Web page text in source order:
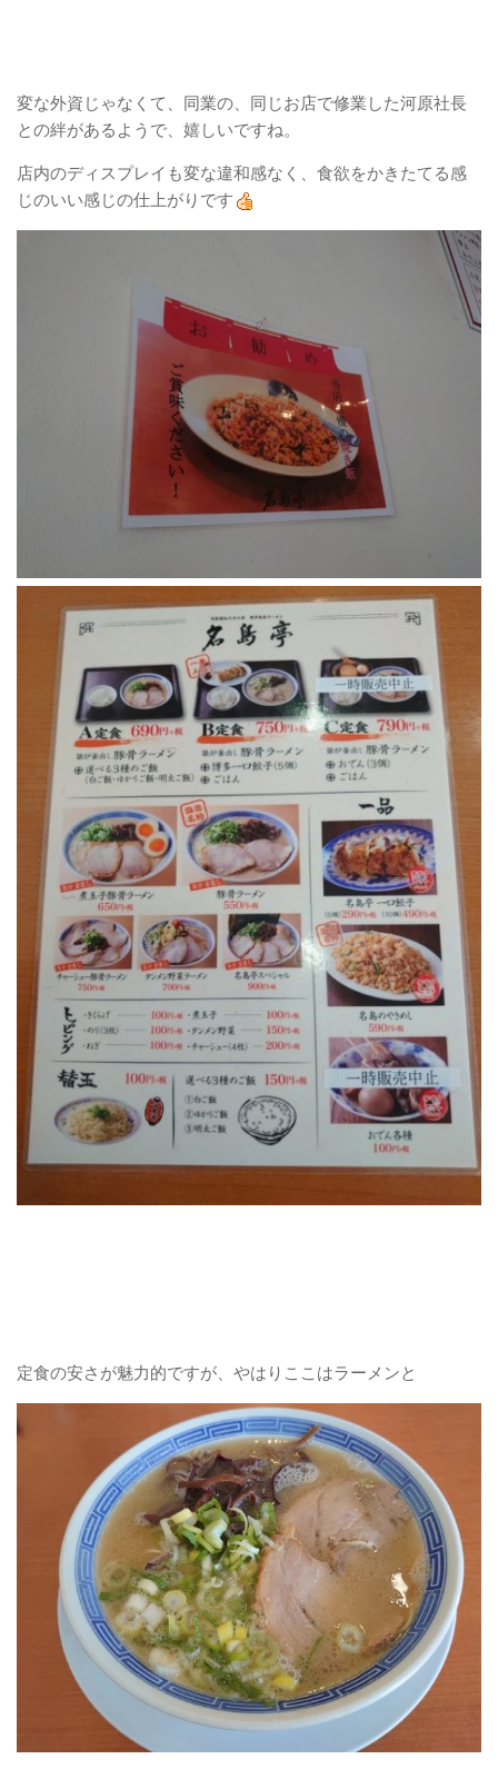
変な外資じゃなくて、同業の、同じお店で修業した河原社長
との絆があるようで、嬉しいですね。
店内のディスプレイも変な違和感なく、食欲をかきたてる感
じのいい感じの仕上がりです
定食の安さが魅力的ですが、やはりここはラーメンと